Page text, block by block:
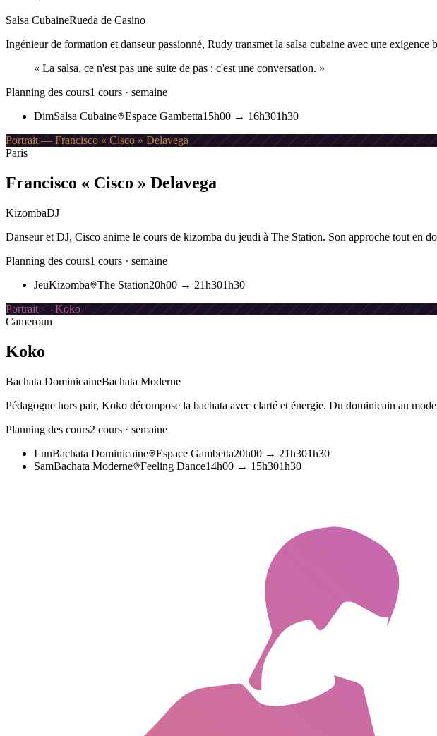
Salsa CubaineRueda de Casino
Ingénieur de formation et danseur passionné, Rudy transmet la salsa cubaine avec une
« La salsa, ce n'est pas une suite de pas : c'est une conversation. »
Planning des cours1 cours · semaine
DimSalsa Cubaine Espace Gambetta15h00 → 16h301h30
Portrait — Francisco « Cisco » Delavega
Paris
Francisco « Cisco » Delavega
KizombaDJ
Danseur et DJ, Cisco anime le cours de kizomba du jeudi à The Station. Son approche tout en
Planning des cours1 cours · semaine
JeuKizomba The Station20h00 → 21h301h30
Portrait — Koko
Cameroun
Koko
Bachata DominicaineBachata Moderne
Pédagogue hors pair, Koko décompose la bachata avec clarté et énergie. Du dominicain au
Planning des cours2 cours · semaine
LunBachata Dominicaine Espace Gambetta20h00 → 21h301h30
SamBachata Moderne Feeling Dance14h00 → 15h301h30